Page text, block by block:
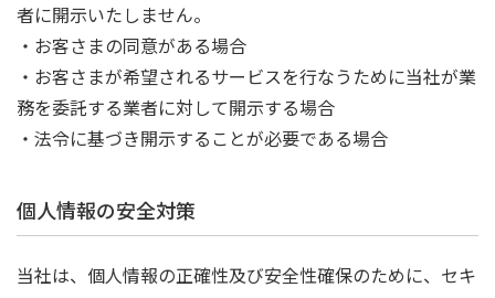
者に開示いたしません。
・お客さまの同意がある場合
・お客さまが希望されるサービスを行なうために当社が業
務を委託する業者に対して開示する場合
・法令に基づき開示することが必要である場合
個人情報の安全対策
当社は、個人情報の正確性及び安全性確保のために、セキ